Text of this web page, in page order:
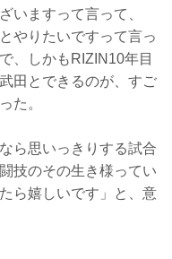
いますって言って、
やりたいですって言っ
、しかもRIZIN10年目
田とできるのが、すご
た。
ら思いっきりする試合
技のその生き様ってい
ら嬉しいです」と、意